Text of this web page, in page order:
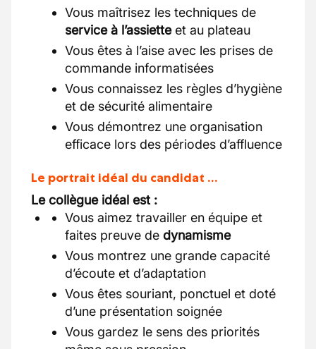
Vous maîtrisez les techniques de
service à l’assietteet au plateau
Vous êtes à l’aise avec les prises de
commande informatisées
Vous connaissez les règles d’hygiène
et de sécurité alimentaire
Vous démontrez une organisation
efficace lors des périodes d’affluence
Le portrait idéal du candidat …
Le collègue idéal est :
Vous aimez travailler en équipe et
faites preuve de dynamisme
Vous montrez une grande capacité
d’écoute et d’adaptation
Vous êtes souriant, ponctuel et doté
d’une présentation soignée
Vous gardez le sens des priorités